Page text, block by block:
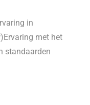
in
met het
standaarden